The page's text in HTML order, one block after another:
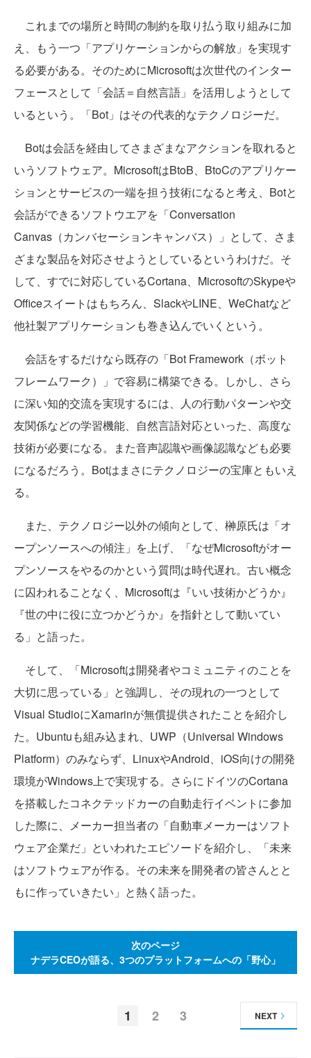
これまでの場所と時間の制約を取り払う取り組みに加
え、もう一つ「アプリケーションからの解放」を実現す
る必要がある。そのためにMicrosoftは次世代のインター
フェースとして「会話＝自然言語」を活用しようとして
いるという。「Bot」はその代表的なテクノロジーだ。
Botは会話を経由してさまざまなアクションを取れると
いうソフトウェア。MicrosoftはBtoB、BtoCのアプリケー
ションとサービスの一端を担う技術になると考え、Botと
会話ができるソフトウエアを「Conversation
Canvas（カンバセーションキャンバス）」として、さま
ざまな製品を対応させようとしているというわけだ。そ
して、すでに対応しているCortana、MicrosoftのSkypeや
Officeスイートはもちろん、SlackやLINE、WeChatなど
他社製アプリケーションも巻き込んでいくという。
会話をするだけなら既存の「Bot Framework（ボット
フレームワーク）」で容易に構築できる。しかし、さら
に深い知的交流を実現するには、人の行動パターンや交
友関係などの学習機能、自然言語対応といった、高度な
技術が必要になる。また音声認識や画像認識なども必要
になるだろう。Botはまさにテクノロジーの宝庫ともいえ
る。
また、テクノロジー以外の傾向として、榊原氏は「オ
ープンソースへの傾注」を上げ、「なぜMicrosoftがオー
プンソースをやるのかという質問は時代遅れ。古い概念
に囚われることなく、Microsoftは『いい技術かどうか』
『世の中に役に立つかどうか』を指針として動いてい
る」と語った。
そして、「Microsoftは開発者やコミュニティのことを
大切に思っている」と強調し、その現れの一つとして
Visual StudioにXamarinが無償提供されたことを紹介し
た。Ubuntuも組み込まれ、UWP（Universal Windows
Platform）のみならず、LinuxやAndroid、iOS向けの開発
環境がWindows上で実現する。さらにドイツのCortana
を搭載したコネクテッドカーの自動走行イベントに参加
した際に、メーカー担当者の「自動車メーカーはソフト
ウェア企業だ」といわれたエピソードを紹介し、「未来
はソフトウェアが作る。その未来を開発者の皆さんとと
もに作っていきたい」と熱く語った。
次のページ
ナデラCEOが語る、3つのプラットフォームへの「野心」
1 2 3 NEXT